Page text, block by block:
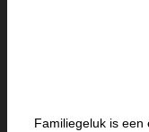
Familiegeluk is